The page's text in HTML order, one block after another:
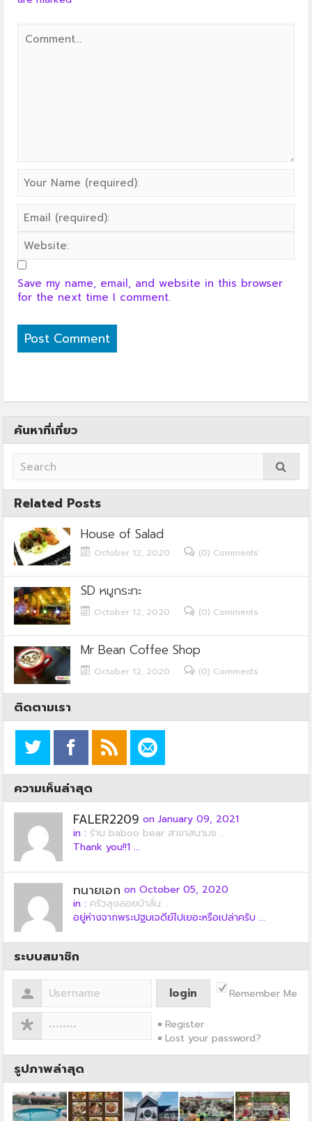
Save my name, email, and website in this browser
for the next time I comment.
ค้นหาที่เที่ยว
Related Posts
House of Salad
October 12, 2020 (0) Comments
SD หมูกระทะ
October 12, 2020 (0) Comments
Mr Bean Coffee Shop
October 12, 2020 (0) Comments
ติดตามเรา
ความเห็นล่าสุด
FALER2209 on January 09, 2021
in : ร้าน baboo bear สาขาสนามช ...
Thank you!!1 ...
ทนายเอก on October 05, 2020
in : ครัวลุงลอยป่าลั่น ...
อยู่ห่างจากพระปฐมเจดีย์ไปเยอะหรือเปล่าครับ ...
ระบบสมาชิก
Remember Me
Register
Lost your password?
รูปภาพล่าสุด